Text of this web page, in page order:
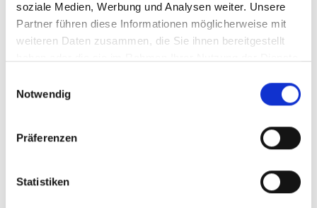
soziale Medien, Werbung und Analysen weiter. Unsere
Partner führen diese Informationen möglicherweise mit
weiteren Daten zusammen, die Sie ihnen bereitgestellt
Notwendig
Präferenzen
Statistiken